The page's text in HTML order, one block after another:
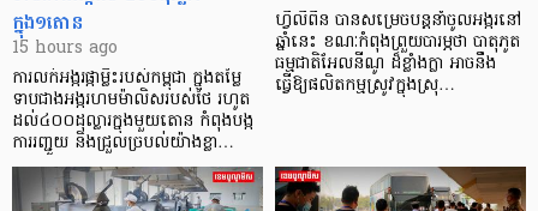
ក្នុង១តោន
15 hours ago
ការលក់អង្ករផ្កាម្លិះរបស់កម្ពុជា ក្នុងតម្លៃ
ទាបជាងអង្ករហមម៉ាលិសរបស់ថៃ រហូត
ដល់៤០០ដុល្លារក្នុងមួយតោន កំពុងបង្ក
ការរញ្ជួយ និងជ្រួលច្របល់យ៉ាងខ្លា…
ហ្វីលីពីន បាន​សម្រេចបន្តនាំចូលអង្ករនៅ
ឆ្នាំនេះ ខណៈកំពុងព្រួយបារម្ភថា បាតុភូត
ធម្មជាតិអែលនីណូ ដ៏ខ្លាំងក្លា​ អាចនឹង
ធ្វើឱ្យផលិតកម្មស្រូវក្នុងស្រុ…